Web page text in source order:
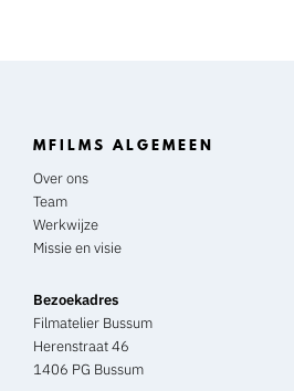
MFILMS ALGEMEEN
Over ons
Team
Werkwijze
Missie en visie
Bezoekadres
Filmatelier Bussum
Herenstraat 46
1406 PG Bussum